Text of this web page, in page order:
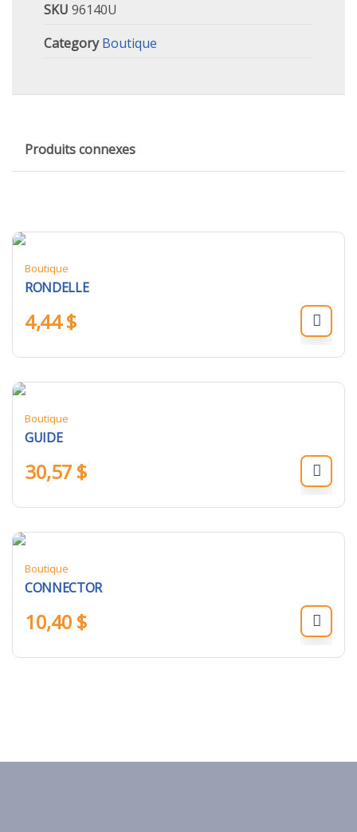
SKU 96140U
Category Boutique
Produits connexes
Boutique
RONDELLE
4,44$
Boutique
GUIDE
30,57 $
Boutique
CONNECTOR
10,40 $